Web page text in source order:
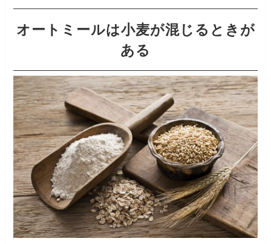
オートミールは小麦が混じるときが
ある